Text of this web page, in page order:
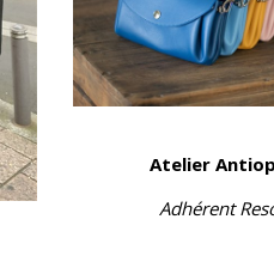
Atelier
Adhérent